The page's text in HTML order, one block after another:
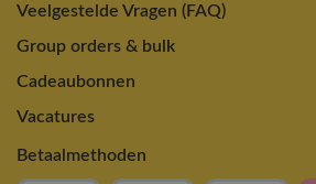
Veelgestelde Vragen (FAQ)
Group orders & bulk
Cadeaubonnen
Vacatures
Betaalmethoden